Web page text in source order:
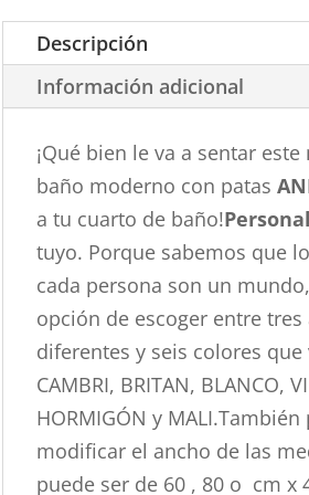
Descripción
Información adicional
¡Qué bien le va a sentar
baño moderno con patas
a tu cuarto de baño!
tuyo. Porque sabemos que
cada persona son un
opción de escoger entre tres
diferentes y seis colores que
CAMBRI, BRITAN, BLANCO,
HORMIGÓN y MALI.También
modificar el ancho de las
puede ser de 60 , 80 o cm x